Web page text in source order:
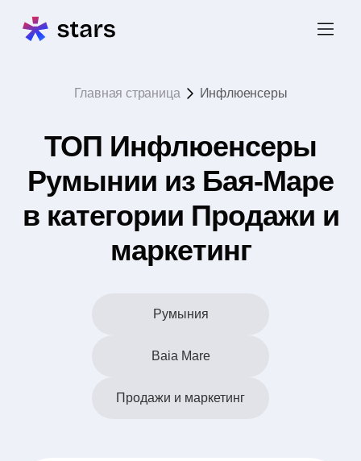
Главная страница Инфлюенсеры
ТОП Инфлюенсеры
Румынии из Бая-Маре
в категории Продажи и
маркетинг
Румыния
Baia Mare
Продажи и маркетинг